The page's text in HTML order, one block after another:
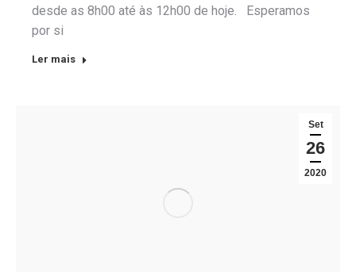
desde as 8h00 até às 12h00 de hoje. Esperamos
por si
Ler mais
Set
26
2020